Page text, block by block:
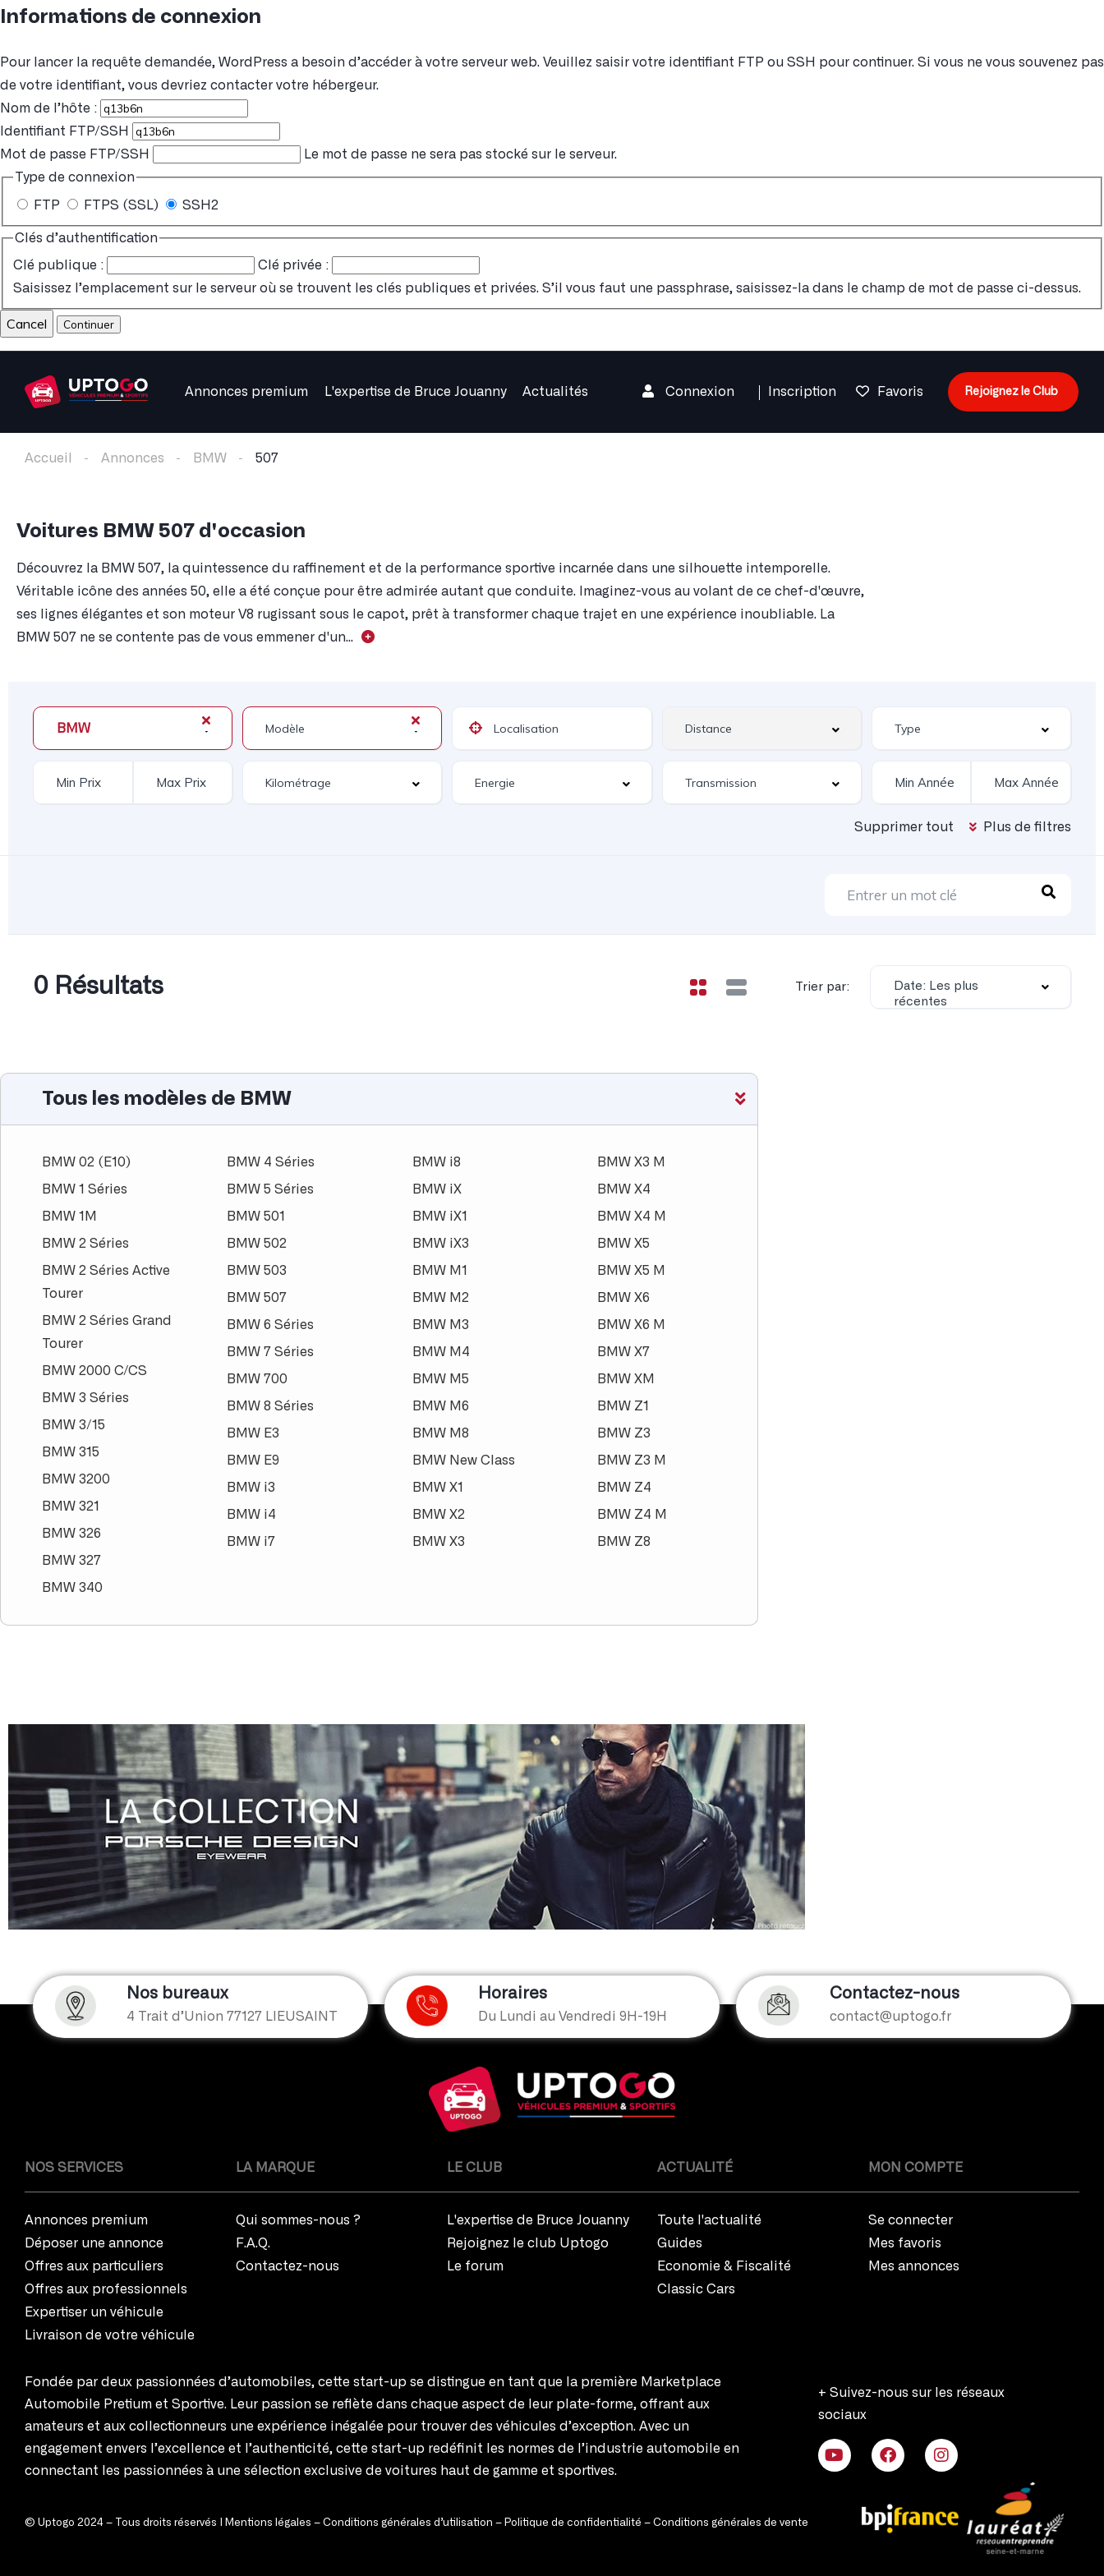
Informations de connexion
Pour lancer la requête demandée, WordPress a besoin d’accéder à votre serveur web. Veuillez saisir votre identifiant FTP ou SSH pour continuer. Si vous ne vous souvenez pas
de votre identifiant, vous devriez contacter votre hébergeur.
Nom de l’hôte :
Identifiant FTP/SSH
Mot de passe FTP/SSH
Le mot de passe ne sera pas stocké sur le serveur.
Type de connexion
FTP FTPS (SSL) SSH2
Clés d’authentification
Clé publique :
Clé privée :
Saisissez l’emplacement sur le serveur où se trouvent les clés publiques et privées. S’il vous faut une passphrase, saisissez-la dans le champ de mot de passe ci-dessus.
Cancel
Annonces premium L'expertise de Bruce Jouanny Actualités Connexion Inscription Favoris Rejoignez le Club
Accueil Annonces BMW 507
Voitures BMW 507 d'occasion
Découvrez la BMW 507, la quintessence du raffinement et de la performance sportive incarnée dans une silhouette intemporelle.
Véritable icône des années 50, elle a été conçue pour être admirée autant que conduite. Imaginez-vous au volant de ce chef-d'œuvre,
ses lignes élégantes et son moteur V8 rugissant sous le capot, prêt à transformer chaque trajet en une expérience inoubliable. La
BMW 507 ne se contente pas de vous emmener d'un...
BMW
Supprimer tout Plus de filtres
0 Résultats Trier par:
Date: Les plus
récentes
Tous les modèles de BMW
BMW 02 (E10)
BMW 1 Séries
BMW 1M
BMW 2 Séries
BMW 2 Séries Active
Tourer
BMW 2 Séries Grand
Tourer
BMW 2000 C/CS
BMW 3 Séries
BMW 3/15
BMW 315
BMW 3200
BMW 321
BMW 326
BMW 327
BMW 340
BMW 4 Séries
BMW 5 Séries
BMW 501
BMW 502
BMW 503
BMW 507
BMW 6 Séries
BMW 7 Séries
BMW 700
BMW 8 Séries
BMW E3
BMW E9
BMW i3
BMW i4
BMW i7
BMW i8
BMW iX
BMW iX1
BMW iX3
BMW M1
BMW M2
BMW M3
BMW M4
BMW M5
BMW M6
BMW M8
BMW New Class
BMW X1
BMW X2
BMW X3
BMW X3 M
BMW X4
BMW X4 M
BMW X5
BMW X5 M
BMW X6
BMW X6 M
BMW X7
BMW XM
BMW Z1
BMW Z3
BMW Z3 M
BMW Z4
BMW Z4 M
BMW Z8
Nos bureaux
4 Trait d’Union 77127 LIEUSAINT
Horaires
Du Lundi au Vendredi 9H-19H
Contactez-nous
contact@uptogo.fr
NOS SERVICES
Annonces premium
Déposer une annonce
Offres aux particuliers
Offres aux professionnels
Expertiser un véhicule
Livraison de votre véhicule
LA MARQUE
Qui sommes-nous ?
F.A.Q.
Contactez-nous
LE CLUB
L'expertise de Bruce Jouanny
Rejoignez le club Uptogo
Le forum
ACTUALITÉ
Toute l'actualité
Guides
Economie & Fiscalité
Classic Cars
MON COMPTE
Se connecter
Mes favoris
Mes annonces
Fondée par deux passionnées d’automobiles, cette start-up se distingue en tant que la première Marketplace
Automobile Pretium et Sportive. Leur passion se reflète dans chaque aspect de leur plate-forme, offrant aux
amateurs et aux collectionneurs une expérience inégalée pour trouver des véhicules d’exception. Avec un
engagement envers l’excellence et l’authenticité, cette start-up redéfinit les normes de l’industrie automobile en
connectant les passionnées à une sélection exclusive de voitures haut de gamme et sportives.
+ Suivez-nous sur les réseaux
sociaux
© Uptogo 2024 – Tous droits réservés | Mentions légales – Conditions générales d’utilisation – Politique de confidentialité – Conditions générales de vente